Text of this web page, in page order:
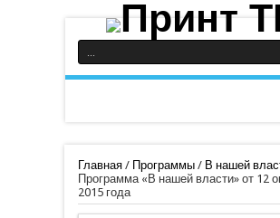
Главная/ Программы/ В нашей
Программа «В нашей власти» от 12
2015 года